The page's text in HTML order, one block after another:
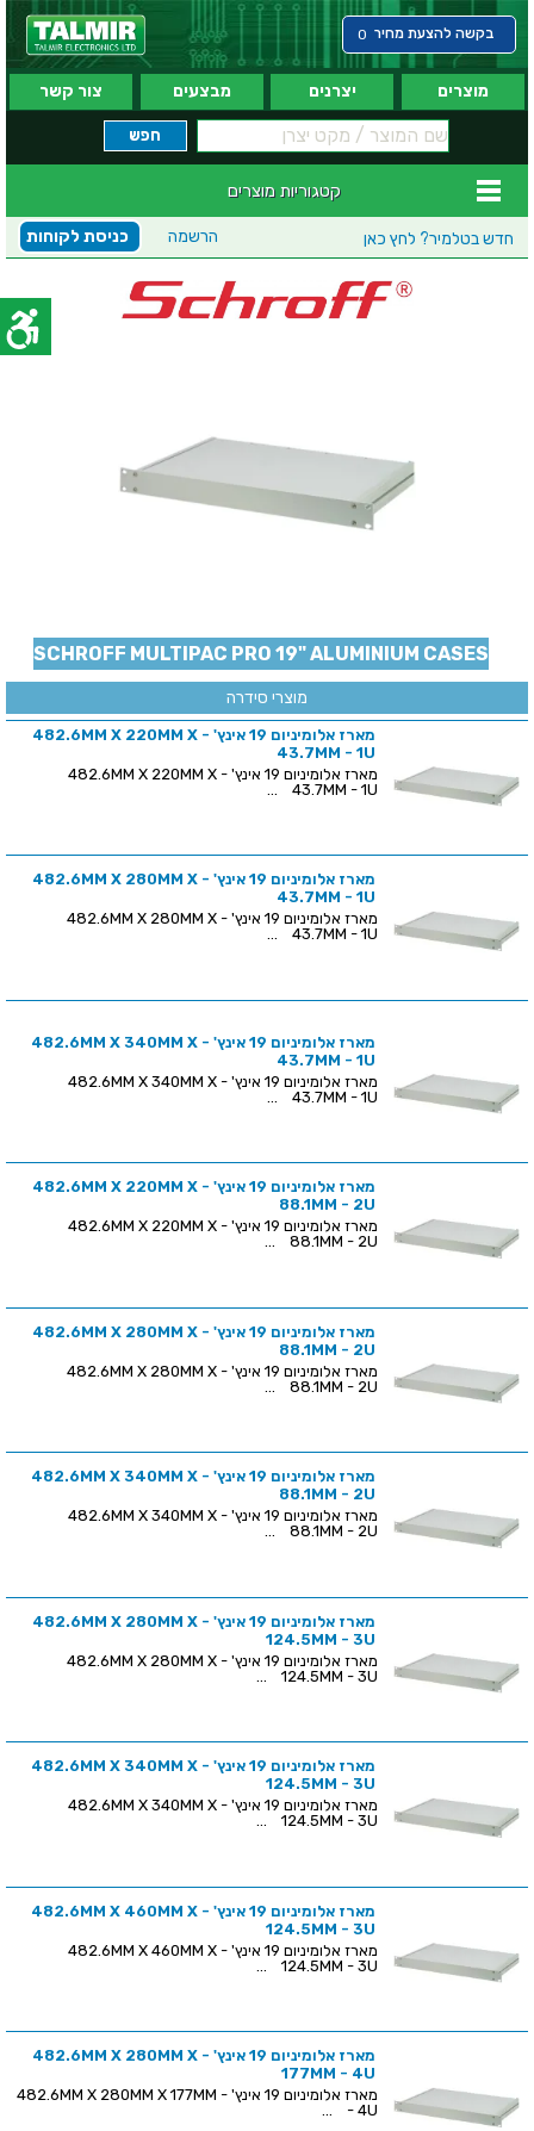
בקשה להצעת מחיר 0
מוצרים יצרנים מבצעים צור קשר
קטגוריות מוצרים
חדש בטלמיר? לחץ כאן כניסת לקוחות הרשמה
SCHROFF MULTIPAC PRO 19" ALUMINIUM CASES
מוצרי סידרה
מארז אלומיניום 19 אינץ' - 482.6MM X 220MM X
43.7MM - 1U
מארז אלומיניום 19 אינץ' - 482.6MM X 220MM X
43.7MM - 1U ...
מארז אלומיניום 19 אינץ' - 482.6MM X 280MM X
43.7MM - 1U
מארז אלומיניום 19 אינץ' - 482.6MM X 280MM X
43.7MM - 1U ...
מארז אלומיניום 19 אינץ' - 482.6MM X 340MM X
43.7MM - 1U
מארז אלומיניום 19 אינץ' - 482.6MM X 340MM X
43.7MM - 1U ...
מארז אלומיניום 19 אינץ' - 482.6MM X 220MM X
88.1MM - 2U
מארז אלומיניום 19 אינץ' - 482.6MM X 220MM X
88.1MM - 2U ...
מארז אלומיניום 19 אינץ' - 482.6MM X 280MM X
88.1MM - 2U
מארז אלומיניום 19 אינץ' - 482.6MM X 280MM X
88.1MM - 2U ...
מארז אלומיניום 19 אינץ' - 482.6MM X 340MM X
88.1MM - 2U
מארז אלומיניום 19 אינץ' - 482.6MM X 340MM X
88.1MM - 2U ...
מארז אלומיניום 19 אינץ' - 482.6MM X 280MM X
124.5MM - 3U
מארז אלומיניום 19 אינץ' - 482.6MM X 280MM X
124.5MM - 3U ...
מארז אלומיניום 19 אינץ' - 482.6MM X 340MM X
124.5MM - 3U
מארז אלומיניום 19 אינץ' - 482.6MM X 340MM X
124.5MM - 3U ...
מארז אלומיניום 19 אינץ' - 482.6MM X 460MM X
124.5MM - 3U
מארז אלומיניום 19 אינץ' - 482.6MM X 460MM X
124.5MM - 3U ...
מארז אלומיניום 19 אינץ' - 482.6MM X 280MM X
177MM - 4U
מארז אלומיניום 19 אינץ' - 482.6MM X 280MM X 177MM
- 4U ...